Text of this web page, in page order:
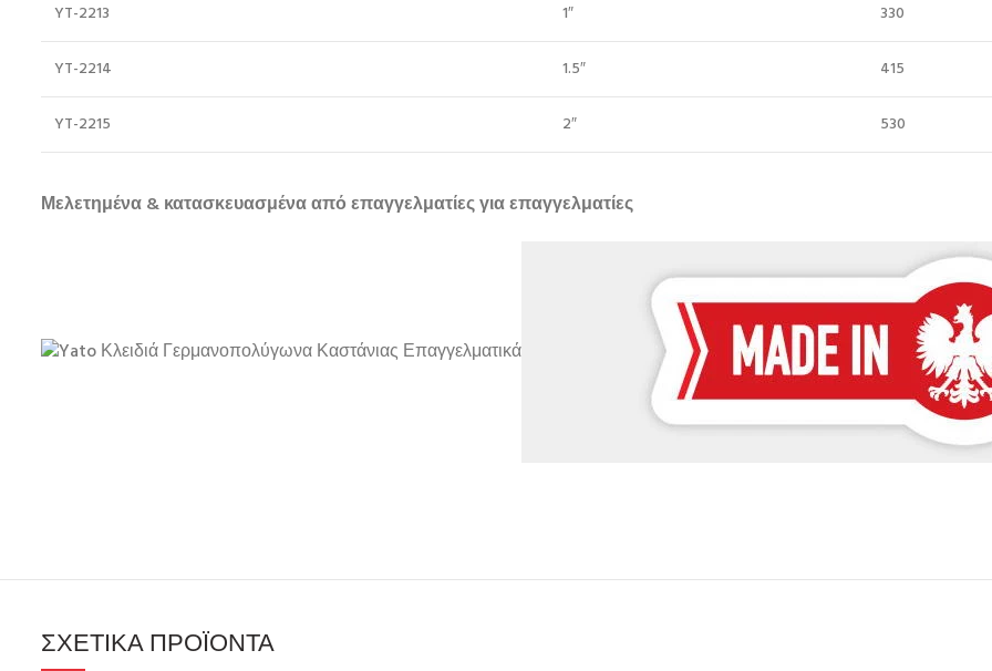
YT-2213 1″ 330
YT-2214 1.5″ 415
YT-2215 2″ 530
Μελετημένα & κατασκευασμένα από επαγγελματίες για επαγγελματίες
ΣΧΕΤΙΚΆ ΠΡΟΪΌΝΤΑ